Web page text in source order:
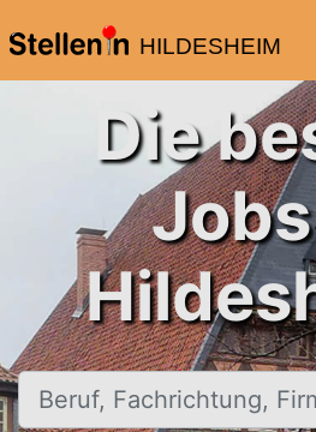
HILDESHEIM
Die
Beruf, Fachrichtung, Firma